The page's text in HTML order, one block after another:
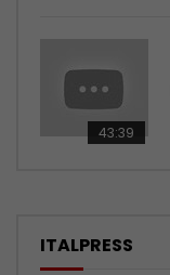
43:39
ITALPRESS